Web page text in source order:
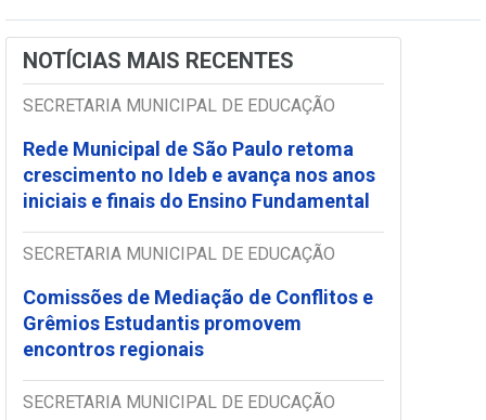
NOTÍCIAS MAIS RECENTES
SECRETARIA MUNICIPAL DE EDUCAÇÃO
Rede Municipal de São Paulo retoma
crescimento no Ideb e avança nos anos
iniciais e finais do Ensino Fundamental
SECRETARIA MUNICIPAL DE EDUCAÇÃO
Comissões de Mediação de Conflitos e
Grêmios Estudantis promovem
encontros regionais
SECRETARIA MUNICIPAL DE EDUCAÇÃO